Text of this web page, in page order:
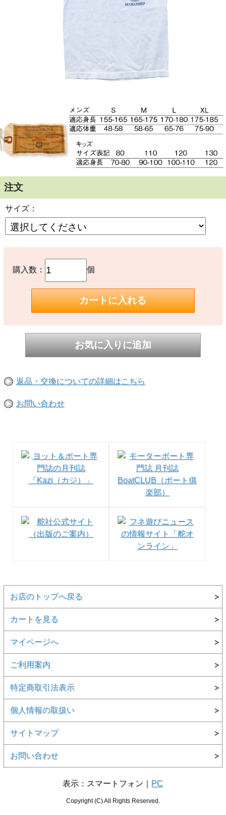
海辺の散歩で着たいThe Old Sailor'sの白Tシャツ
サイズ： S、 M、 L、XL
注文
サイズ：
購入数： 個
返品・交換についての詳細はこちら
お問い合わせ
お店のトップへ戻る
カートを見る
マイページへ
ご利用案内
特定商取引法表示
個人情報の取扱い
サイトマップ
お問い合わせ
表示：スマートフォン｜ PC
Copyright (C) All Rights Reserved.